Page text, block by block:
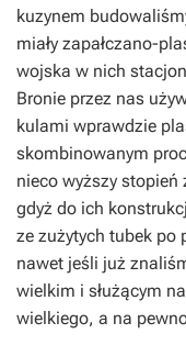
kuzynem
miały zapałczano-
wojska w nich
Bronie przez nas
kulami wprawdzie
skombinowanym
nieco wyższy
gdyż do ich
ze zużytych tubek po
nawet jeśli już
wielkim i służącym
wielkiego, a na